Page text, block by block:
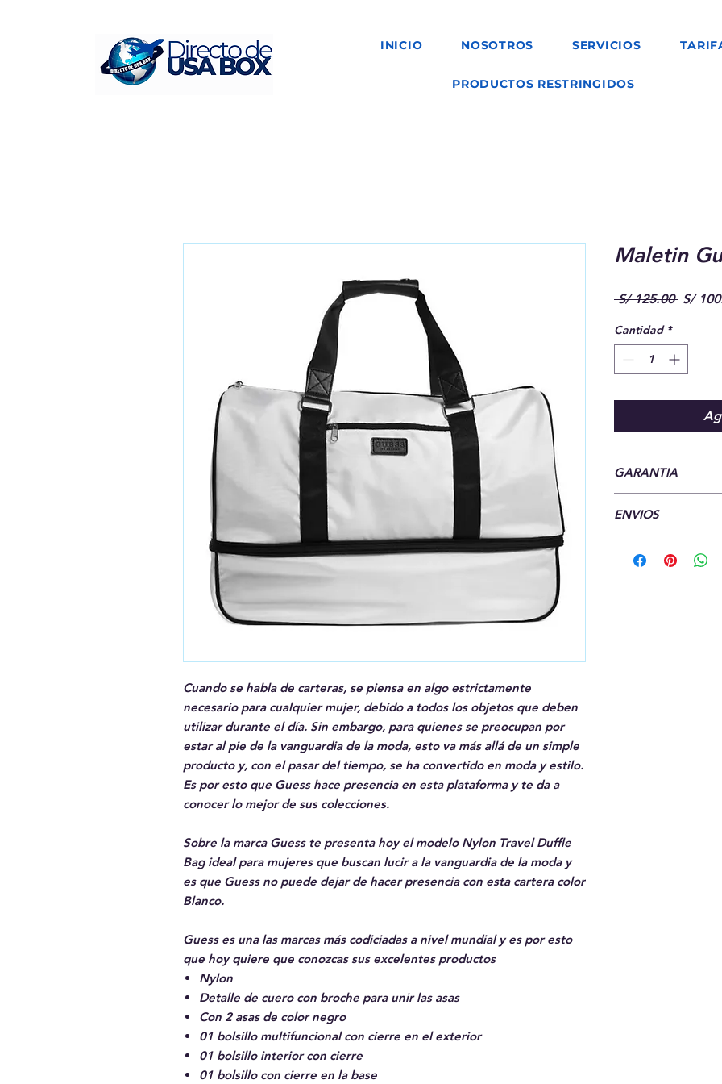
INICIO NOSOTROS SERVICIOS
PRODUCTOS RESTRINGIDOS
Cuando se habla de carteras, se piensa en algo estrictamente
necesario para cualquier mujer, debido a todos los objetos que deben
utilizar durante el día. Sin embargo, para quienes se preocupan por
estar al pie de la vanguardia de la moda, esto va más allá de un simple
producto y, con el pasar del tiempo, se ha convertido en moda y estilo.
Es por esto que Guess hace presencia en esta plataforma y te da a
conocer lo mejor de sus colecciones.
Sobre la marca Guess te presenta hoy el modelo Nylon Travel Duffle
Bag ideal para mujeres que buscan lucir a la vanguardia de la moda y
es que Guess no puede dejar de hacer presencia con esta cartera color
Blanco.
Guess es una las marcas más codiciadas a nivel mundial y es por esto
que hoy quiere que conozcas sus excelentes productos
Nylon
Detalle de cuero con broche para unir las asas
Con 2 asas de color negro
01 bolsillo multifuncional con cierre en el exterior
01 bolsillo interior con cierre
01 bolsillo con cierre en la base
Maletin
S/ 125.00 Precio
S/
Cantidad *
GARANTIA
ENVIOS